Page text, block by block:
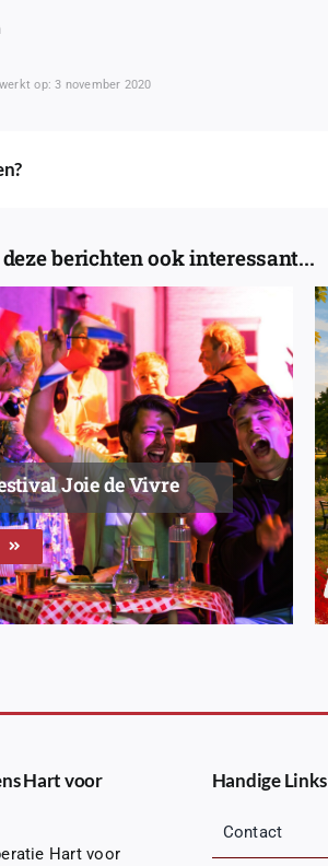
op: 3 november 2020
berichten ook interessant...
Joie de Vivre
Hart voor
Hart voor
Handige Links
Contact